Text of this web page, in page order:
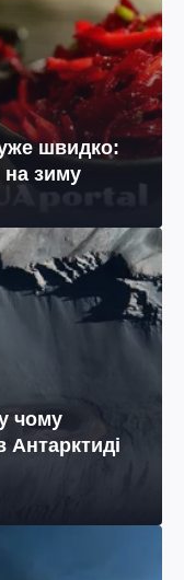
швидко:
на зиму
чому
Антарктиді